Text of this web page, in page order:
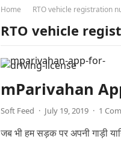
Home RTO vehicle registration
RTO vehicle
mParivahan
Soft Feed · July 19, 2019 · 1
जब भी हम सड़क पर अपनी गाड़ी